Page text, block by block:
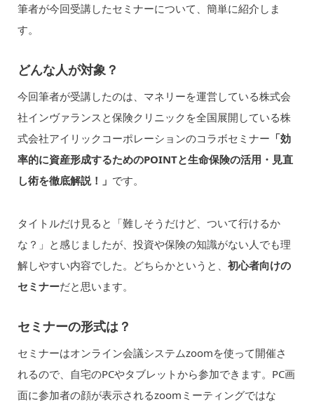
筆者が今回受講したセミナーについて、簡単に紹介しま
す。
どんな人が対象？
今回筆者が受講したのは、マネリーを運営している株式会
社インヴァランスと保険クリニックを全国展開している株
式会社アイリックコーポレーションのコラボセミナー 「効
率的に資産形成するためのPOINTと生命保険の活用・見直
し術を徹底解説！」 です。
タイトルだけ見ると「難しそうだけど、ついて行けるか
な？」と感じましたが、投資や保険の知識がない人でも理
解しやすい内容でした。どちらかというと、 初心者向けの
セミナーだと思います。
セミナーの形式は？
セミナーはオンライン会議システムzoomを使って開催さ
れるので、自宅のPCやタブレットから参加できます。PC画
面に参加者の顔が表示されるzoomミーティングではな